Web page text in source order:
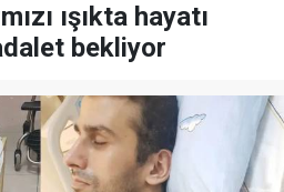
ışıkta hayatı
bekliyor